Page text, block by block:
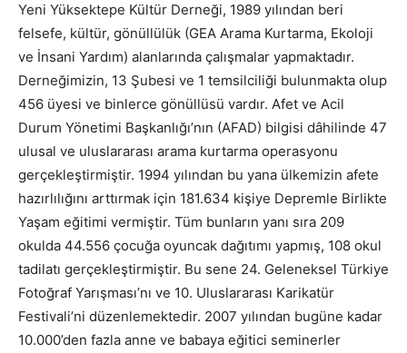
Yeni Yüksektepe Kültür Derneği, 1989 yılından beri
felsefe, kültür, gönüllülük (GEA Arama Kurtarma, Ekoloji
ve İnsani Yardım) alanlarında çalışmalar yapmaktadır.
Derneğimizin, 13 Şubesi ve 1 temsilciliği bulunmakta olup
456 üyesi ve binlerce gönüllüsü vardır. Afet ve Acil
Durum Yönetimi Başkanlığı’nın (AFAD) bilgisi dâhilinde 47
ulusal ve uluslararası arama kurtarma operasyonu
gerçekleştirmiştir. 1994 yılından bu yana ülkemizin afete
hazırlılığını arttırmak için 181.634 kişiye Depremle Birlikte
Yaşam eğitimi vermiştir. Tüm bunların yanı sıra 209
okulda 44.556 çocuğa oyuncak dağıtımı yapmış, 108 okul
tadilatı gerçekleştirmiştir. Bu sene 24. Geleneksel Türkiye
Fotoğraf Yarışması’nı ve 10. Uluslararası Karikatür
Festivali’ni düzenlemektedir. 2007 yılından bugüne kadar
10.000’den fazla anne ve babaya eğitici seminerler